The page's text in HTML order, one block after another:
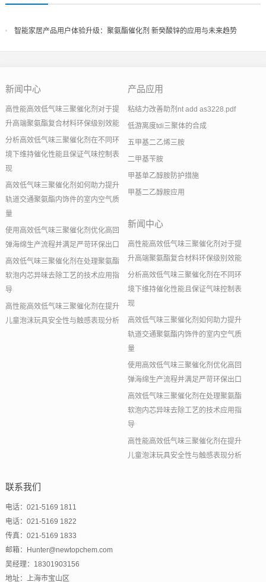
智能家居产品用户体验升级：聚氨酯催化剂 新癸酸锌的应用与未来趋势
新闻中心
高性能高效低气味三聚催化剂对于提
升高端聚氨酯复合材料环保级别效能
分析高效低气味三聚催化剂在不同环
境下维持催化性能且保证气味控制表
现
高效低气味三聚催化剂如何助力提升
轨道交通聚氨酯内饰件的室内空气质
量
使用高效低气味三聚催化剂优化高回
弹海绵生产流程并满足严苛环保出口
高效低气味三聚催化剂在处理聚氨酯
软泡内芯异味去除工艺的技术应用指
导
高性能高效低气味三聚催化剂在提升
儿童泡沫玩具安全性与触感表现分析
产品应用
粘结力改善助剂nt add as3228.pdf
低游离度tdi三聚体的合成
五甲基二乙烯三胺
二甲基苄胺
甲基单乙醇胺防护措施
甲基二乙醇胺应用
新闻中心
高性能高效低气味三聚催化剂对于提
升高端聚氨酯复合材料环保级别效能
分析高效低气味三聚催化剂在不同环
境下维持催化性能且保证气味控制表
现
高效低气味三聚催化剂如何助力提升
轨道交通聚氨酯内饰件的室内空气质
量
使用高效低气味三聚催化剂优化高回
弹海绵生产流程并满足严苛环保出口
高效低气味三聚催化剂在处理聚氨酯
软泡内芯异味去除工艺的技术应用指
导
高性能高效低气味三聚催化剂在提升
儿童泡沫玩具安全性与触感表现分析
联系我们
电话：021-5169 1811
电话：021-5169 1822
传真：021-5169 1833
邮箱：Hunter@newtopchem.com
吴经理：18301903156
地址：上海市宝山区